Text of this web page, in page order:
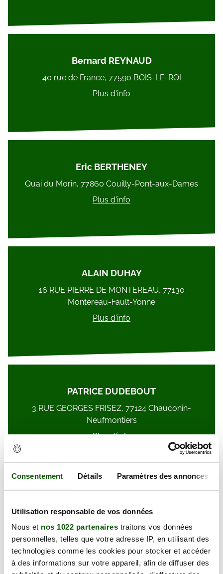
Consentement Détails Paramètres des annonces
Utilisation responsable de vos données
Nous et nos 1022 partenaires traitons vos données
personnelles, telles que votre adresse IP, en utilisant des
technologies comme les cookies pour stocker et accéder
à des informations sur votre appareil, afin de diffuser des
Bernard REYNAUD
40 rue de France, 77590 BOIS-LE-ROI
Plus d'info
Eric BERTHENEY
Quai du Morin, 77860 Couilly-Pont-aux-Dames
Plus d'info
ALAIN DUHAY
16 RUE PIERRE DE MONTEREAU, 77130
Montereau-Fault-Yonne
Plus d'info
PATRICE DUDEBOUT
3 RUE GEORGES FRISEZ, 77124 Chauconin-
Neufmontiers
Plus d'info
Françoise DRUET-CAZAS
48 Av. de la Jonchère, 77600 Chanteloup-en-Brie
Plus d'info